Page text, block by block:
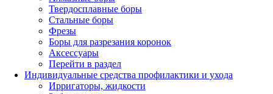
Твердосплавные боры
Стальные боры
Фрезы
Боры для разрезания коронок
Аксессуары
Перейти в раздел
Индивидуальные средства профилактики и ухода
Ирригаторы, жидкости